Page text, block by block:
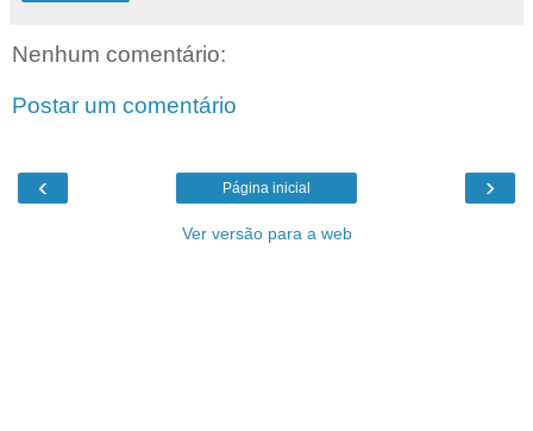
Nenhum comentário:
Postar um comentário
‹ ›
Página inicial
Ver versão para a web